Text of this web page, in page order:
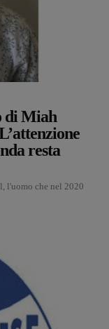
di Miah
resta
l'uomo che nel 2020